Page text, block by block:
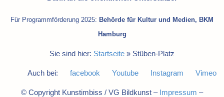
Für Programmförderung 2025: Behörde für Kultur und Medien, BKM
Hamburg
Sie sind hier: Startseite » Stüben-Platz
Auch bei: facebook Youtube Instagram Vimeo
© Copyright Kunstimbiss / VG Bildkunst – Impressum –